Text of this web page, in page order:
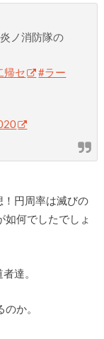
ノ消防隊の
帰セ
#ラー
円周率は滅びの
如何でしたでしょ
達。
か。